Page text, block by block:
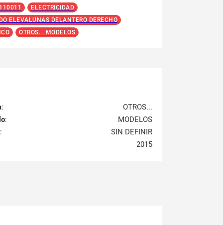
ELECTRICIDAD
ELEVALUNAS DELANTERO DERECHO
OTROS... MODELOS
:
OTROS...
:
MODELOS
:
SIN DEFINIR
2015